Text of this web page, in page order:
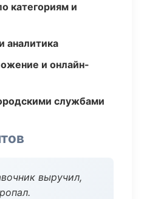
категориям и
аналитика
и онлайн-
службами
выручил,